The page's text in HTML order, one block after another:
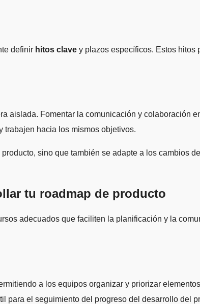
definir hitos clave y plazos específicos. Estos hitos
aislada. Fomentar la comunicación y colaboración
trabajen hacia los mismos objetivos.
sino que también se adapte a los cambios
tu roadmap de producto
adecuados que faciliten la planificación y la
a los equipos organizar y priorizar
para el seguimiento del progreso del desarrollo del